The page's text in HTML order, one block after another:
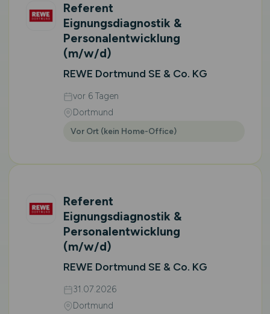
Referent
Eignungsdiagnostik &
Personalentwicklung
(m/w/d)
REWE Dortmund SE & Co. KG
vor 6 Tagen
Dortmund
Vor Ort (kein Home-Office)
Referent
Eignungsdiagnostik &
Personalentwicklung
(m/w/d)
REWE Dortmund SE & Co. KG
31.07.2026
Dortmund